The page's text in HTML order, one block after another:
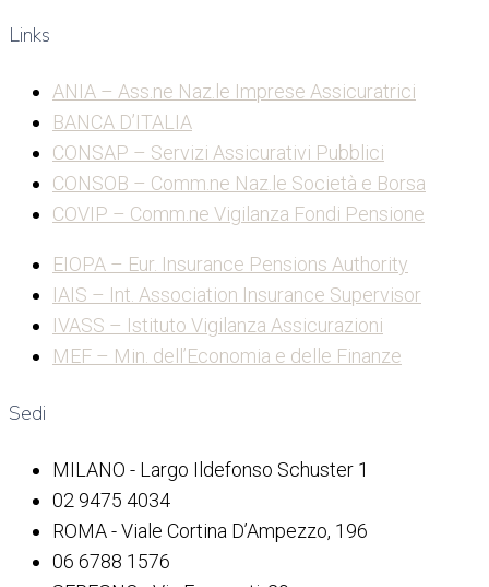
Links
ANIA – Ass.ne Naz.le Imprese Assicuratrici
BANCA D’ITALIA
CONSAP – Servizi Assicurativi Pubblici
CONSOB – Comm.ne Naz.le Società e Borsa
COVIP – Comm.ne Vigilanza Fondi Pensione
EIOPA – Eur. Insurance Pensions Authority
IAIS – Int. Association Insurance Supervisor
IVASS – Istituto Vigilanza Assicurazioni
MEF – Min. dell’Economia e delle Finanze
Sedi
MILANO - Largo Ildefonso Schuster 1
02 9475 4034
ROMA - Viale Cortina D’Ampezzo, 196
06 6788 1576